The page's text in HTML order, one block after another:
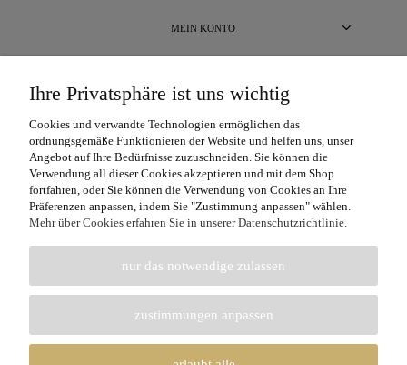
MEIN KONTO
ÜBER UNS
Unterstützte Zahlungskarten: Visa, Visa Electron, Maestro, MasterCard,
MasterCard Electronic.
Ihre Privatsphäre ist uns wichtig
Cookies und verwandte Technologien ermöglichen das
ordnungsgemäße Funktionieren der Website und helfen uns, unser
Angebot auf Ihre Bedürfnisse zuzuschneiden. Sie können die
Verwendung all dieser Cookies akzeptieren und mit dem Shop
fortfahren, oder Sie können die Verwendung von Cookies an Ihre
Präferenzen anpassen, indem Sie "Zustimmung anpassen" wählen.
Mehr über Cookies erfahren Sie in unserer Datenschutzrichtlinie.
nur das notwendige zulassen
zustimmungen anpassen